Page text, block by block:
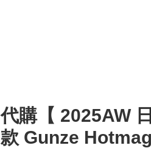
代購【 2025AW
款 Gunze